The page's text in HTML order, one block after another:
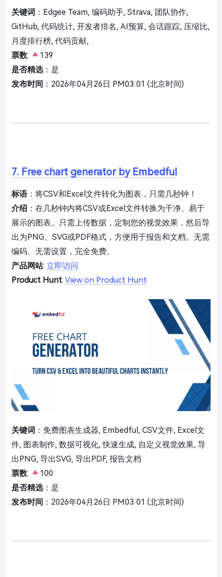
关键词 ：Edgee Team, 编码助手, Strava, 团队协作,
GitHub, 代码统计, 开发者排名, AI预算, 会话跟踪, 压缩比,
月度排行榜, 代码贡献,
票数:
139
是否精选：是
发布时间 ：2026年04月26日 PM03:01 (北京时间)
7. Free chart generator by Embedful
标语：将CSV和Excel文件转化为图表，只需几秒钟！
介绍 ：在几秒钟内将CSV或Excel文件转换为干净、易于
展示的图表。只需上传数据，定制您的视觉效果，然后导
出为PNG、SVG或PDF格式，方便用于报告和文档。无需
编码、无需设置，完全免费。
产品网站: 立即访问
Product Hunt: View on Product Hunt
关键词 ：免费图表生成器, Embedful, CSV文件, Excel文
件, 图表制作, 数据可视化, 快速生成, 自定义视觉效果, 导
出PNG, 导出SVG, 导出PDF, 报告文档
票数:
100
是否精选：是
发布时间 ：2026年04月26日 PM03:01 (北京时间)